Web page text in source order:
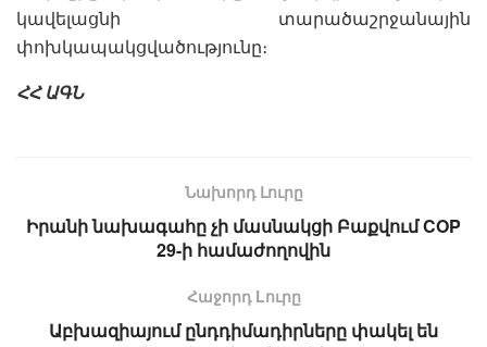
կավելացնի տարածաշրջանային
փոխկապակցվածությունը։
ՀՀ ԱԳՆ
Նախորդ Լուրը
Իրանի նախագահը չի մասնակցի Բաքվում COP
29-ի համաժողովին
Հաջորդ Lուրը
Աբխազիայում ընդդիմադիրները փակել են